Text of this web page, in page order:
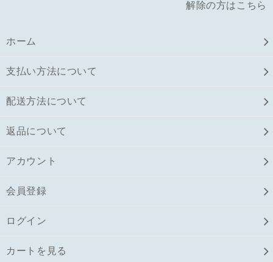
解除の方はこちら
ホーム
支払い方法について
配送方法について
返品について
アカウント
会員登録
ログイン
カートを見る